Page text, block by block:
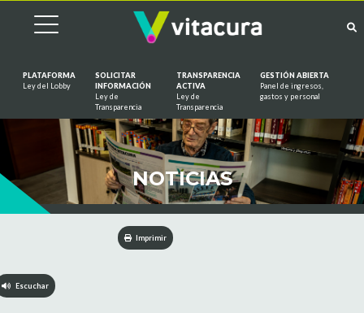
PLATAFORMA
Ley del Lobby
SOLICITAR
INFORMACIÓN
Ley de
Transparencia
TRANSPARENCIA
ACTIVA
Ley de
Transparencia
GESTIÓN ABIERTA
Panel de ingresos,
gastos y personal
NOTICIAS
Imprimir
Escuchar